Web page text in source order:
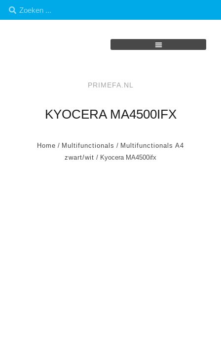
PRIMEFA.NL
KYOCERA MA4500IFX
Home / Multifunctionals / Multifunctionals A4
zwart/wit / Kyocera MA4500ifx